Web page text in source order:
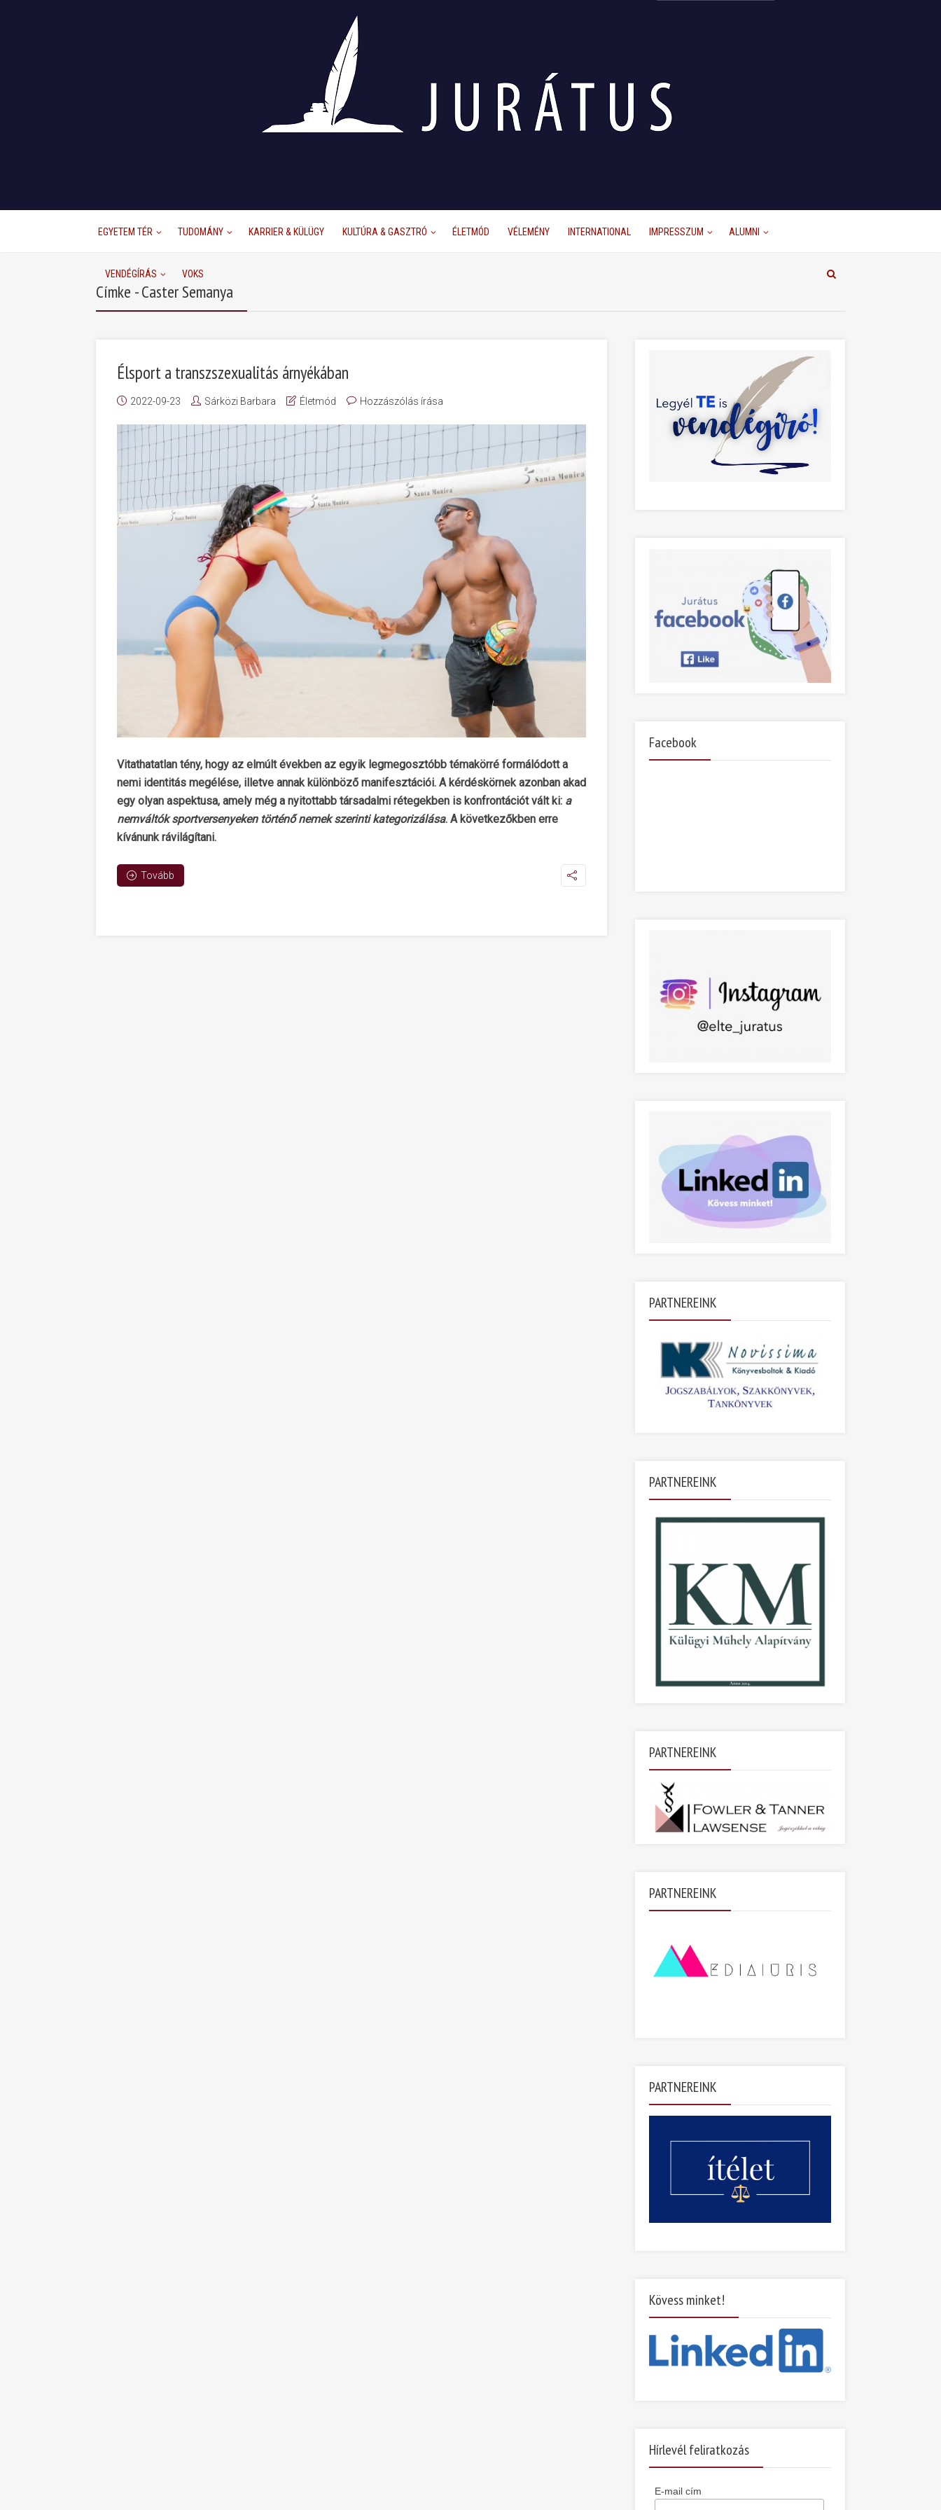
EGYETEM TÉR TUDOMÁNY KARRIER & KÜLÜGY KULTÚRA & GASZTRÓ ÉLETMÓD VÉLEMÉNY INTERNATIONAL IMPRESSZUM ALUMNI
VENDÉGÍRÁS VOKS
Címke - Caster Semanya
Élsport a transzszexualitás árnyékában
2022-09-23 Sárközi Barbara Életmód Hozzászólás írása
Vitathatatlan tény, hogy az elmúlt években az egyik legmegosztóbb témakörré formálódott a
nemi identitás megélése, illetve annak különböző manifesztációi. A kérdéskörnek azonban akad
egy olyan aspektusa, amely még a nyitottabb társadalmi rétegekben is konfrontációt vált ki: a
nemváltók sportversenyeken történő nemek szerinti kategorizálása. A következőkben erre
kívánunk rávilágítani.
Tovább
Facebook
PARTNEREINK
PARTNEREINK
PARTNEREINK
PARTNEREINK
PARTNEREINK
Kövess minket!
Hírlevél feliratkozás
E-mail cím